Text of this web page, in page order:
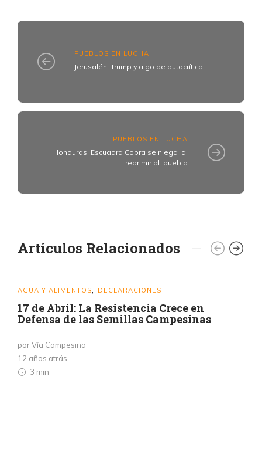
PUEBLOS EN LUCHA
Jerusalén, Trump y algo de autocrítica
PUEBLOS EN LUCHA
Honduras: Escuadra Cobra se niega a
reprimir al pueblo
Artículos Relacionados
AGUA Y ALIMENTOS DECLARACIONES
17 de Abril: La Resistencia Crece en
Defensa de las Semillas Campesinas
por Vía Campesina
12 años atrás
3 min